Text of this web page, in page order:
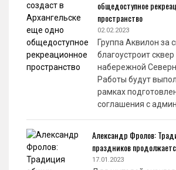
общедоступное
пространство
02.02.2023
Группа Аквилон за
благоустроит сквер
набережной
Работы будут
рамках
соглашения с
Александр Фролов:
праздников
17.01.2023